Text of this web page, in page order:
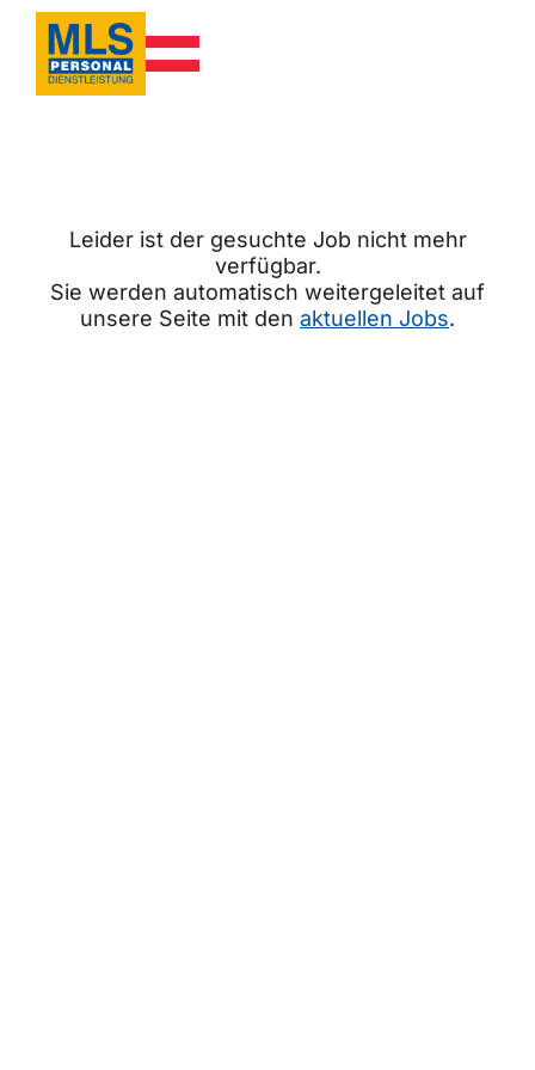
Leider ist der gesuchte Job nicht mehr
verfügbar.
Sie werden automatisch weitergeleitet auf
unsere Seite mit den aktuellen Jobs.